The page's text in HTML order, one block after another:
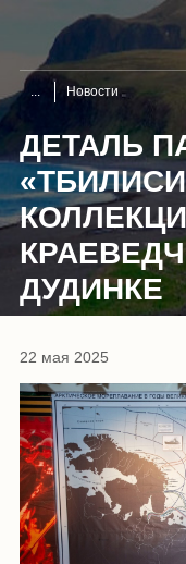
Новости
ДЕТАЛЬ
ДУДИНКЕ
22 мая 2025